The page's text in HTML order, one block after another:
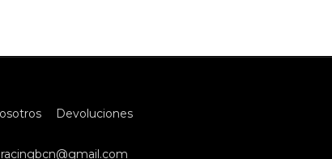
Devoluciones